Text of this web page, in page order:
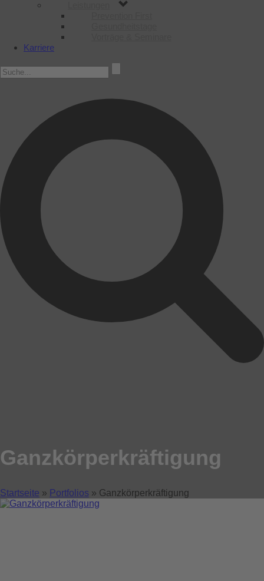
Karriere
Ganzkörperkräftigung
Startseite » Portfolios » Ganzkörperkräftigung